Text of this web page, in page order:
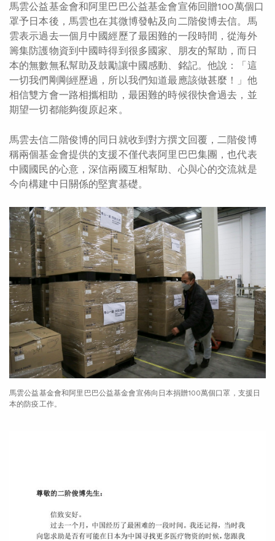
馬雲公益基金會和阿里巴巴公益基金會宣佈回贈100萬個口
罩予日本後， 馬雲也在其微博發帖及向二階俊博去信。馬
雲表示過去一個月中國經歷了最困難的一段時間，從海外
籌集防護物資到中國時得到很多國家、朋友的幫助，而日
本的無數無私幫助及鼓勵讓中國感動、銘記。他說：「這
一切我們剛剛經歷過，所以我們知道最應該做甚麼！」他
相信雙方會一路相攜相助，最困難的時候很快會過去，並
期望一切都能夠復原起來。
馬雲去信二階俊博的同日就收到對方撰文回覆，二階俊博
稱兩個基金會提供的支援不僅代表阿里巴巴集團，也代表
中國國民的心意，深信兩國互相幫助、心與心的交流就是
今向構建中日關係的堅實基礎。
馬雲公益基金會和阿里巴巴公益基金會宣佈向日本捐贈100萬個口罩，支援日
本的防疫工作。